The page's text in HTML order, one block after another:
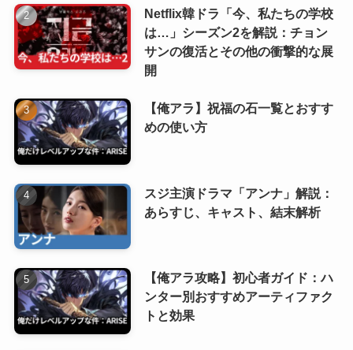
Netflix韓ドラ「今、私たちの学校
は…」シーズン2を解説：チョン
サンの復活とその他の衝撃的な展
開
【俺アラ】祝福の石一覧とおすす
めの使い方
スジ主演ドラマ「アンナ」解説：
あらすじ、キャスト、結末解析
【俺アラ攻略】初心者ガイド：ハ
ンター別おすすめアーティファク
トと効果